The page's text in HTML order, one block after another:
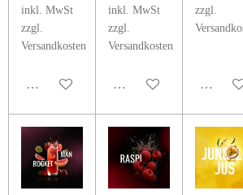
inkl. MwSt
zzgl.
Versandkosten
In den Warenkorb
inkl. MwSt
zzgl.
Versandkosten
In den Warenkorb
zzgl.
In den